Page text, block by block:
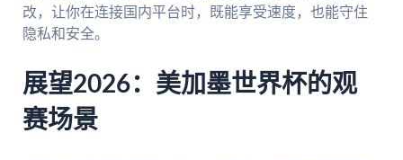
改，让你在连接国内平台时，既能享受速度，也能守住
隐私和安全。
展望2026：美加墨世界杯的观
赛场景